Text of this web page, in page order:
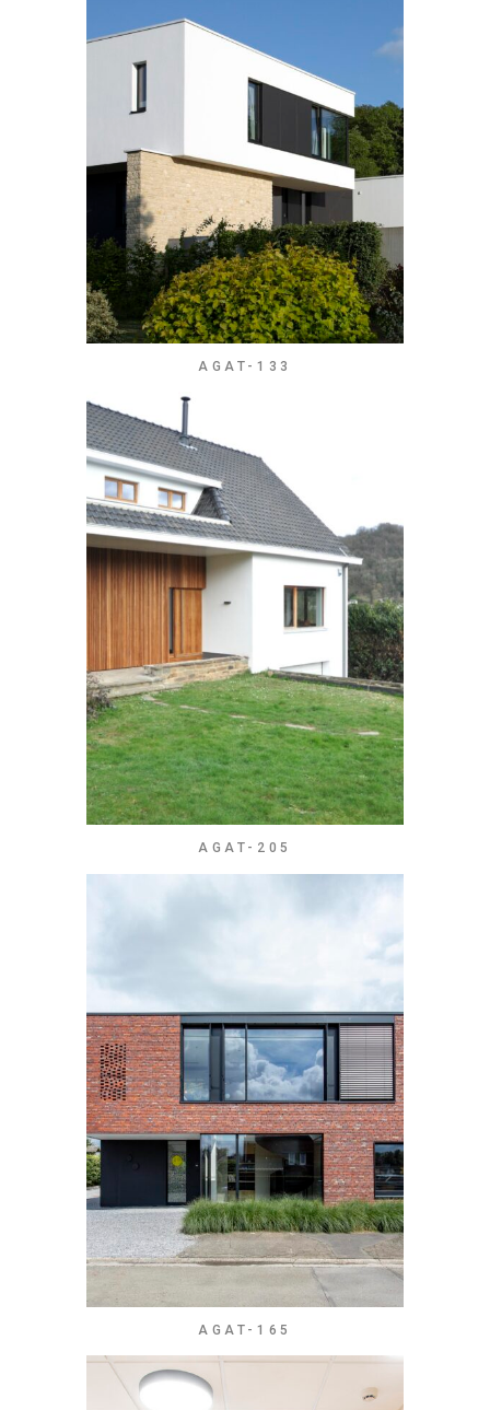
AGAT-133
AGAT-205
AGAT-165